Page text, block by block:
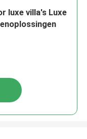
luxe villa's Luxe